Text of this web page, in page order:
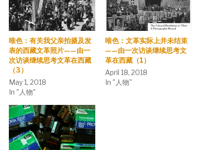
唯色：有关我父亲拍摄及发
表的西藏文革照片——由一
次访谈继续思考文革在西藏
（3）
May 1, 2018
In "人物"
唯色：文革实际上并未结束
——由一次访谈继续思考文
革在西藏（1）
April 18, 2018
In "人物"